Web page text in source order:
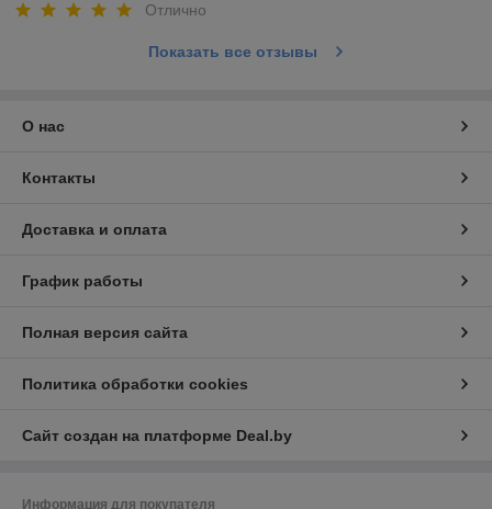
Отлично
Показать все отзывы
О нас
Контакты
Доставка и оплата
График работы
Полная версия сайта
Политика обработки cookies
Сайт создан на платформе Deal.by
Информация для покупателя